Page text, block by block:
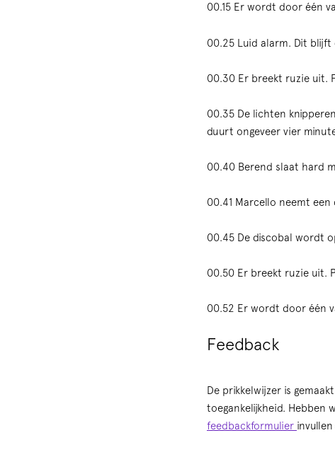
00.15 Er wordt door één
00.25 Luid alarm. Dit blijft
00.30 Er breekt ruzie uit.
00.35 De lichten
duurt ongeveer vier
00.40 Berend slaat hard
00.41 Marcello neemt
00.45 De discobal wordt
00.50 Er breekt ruzie uit.
00.52 Er wordt door één
Feedback
De prikkelwijzer is
toegankelijkheid. Hebben
feedbackformulier